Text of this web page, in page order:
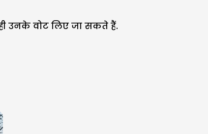
उनके वोट लिए जा सकते हैं.